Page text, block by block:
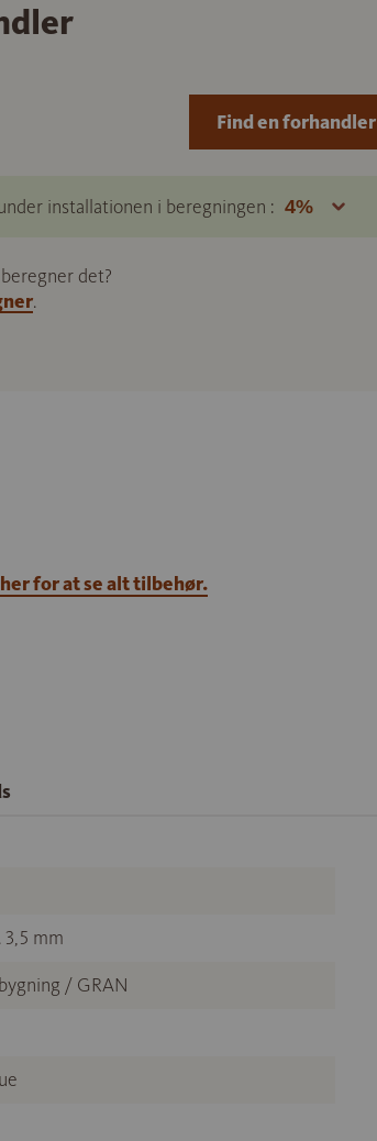
installationen i beregningen :
det?
.
Find en forhandler
for at se alt tilbehør.
mm
/ GRAN